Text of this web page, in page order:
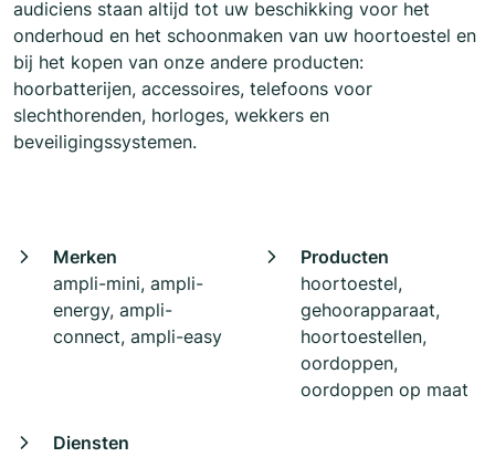
audiciens staan altijd tot uw beschikking voor het
onderhoud en het schoonmaken van uw hoortoestel en
bij het kopen van onze andere producten:
hoorbatterijen, accessoires, telefoons voor
slechthorenden, horloges, wekkers en
beveiligingssystemen.
Merken
ampli-mini, ampli-
energy, ampli-
connect, ampli-easy
Producten
hoortoestel,
gehoorapparaat,
hoortoestellen,
oordoppen,
oordoppen op maat
Diensten